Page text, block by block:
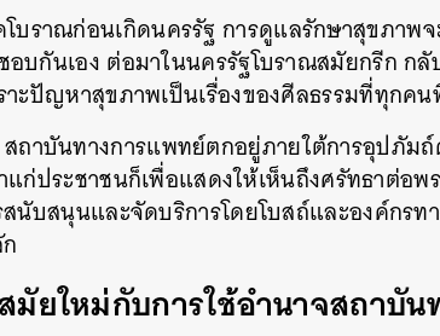
บราณก่อนเกิดนครรัฐการดูแลรักษาสุขภาพจ
บกันเอง ต่อมาในนครรัฐโบราณสมัยกรีกกลั
าะปัญหาสุขภาพเป็นเรื่องของศีลธรรมที่ทุกค
สถาบันทางการแพทย์ตกอยู่ภายใต้การอุปภัม
ก่ประชาชนก็เพื่อแสดงให้เห็นถึงศรัทธาต่อพ
นับสนุนและจัดบริการโดยโบสถ์และองค์กรท
มัยใหม่กับการใช้อำนาจสถาบั